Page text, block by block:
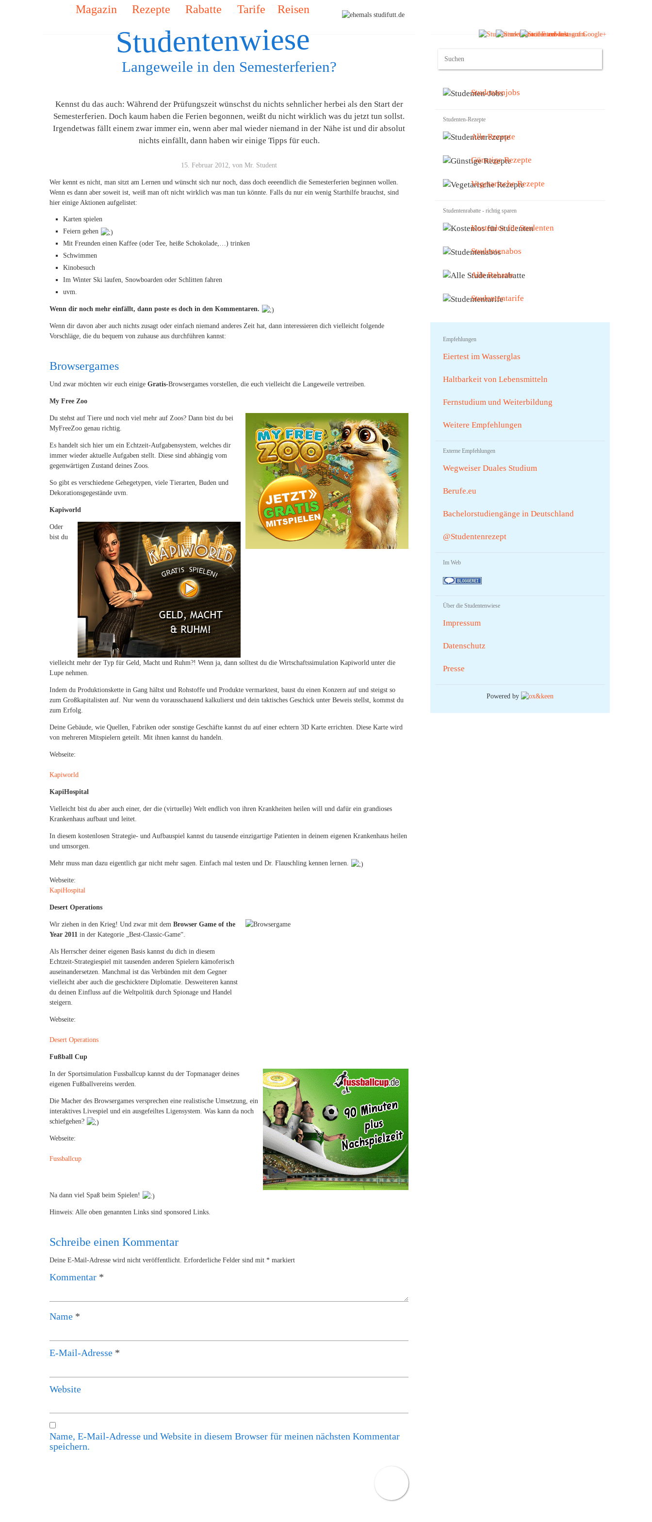
Studentenwiese
Magazin Rezepte Rabatte Tarife Reisen
Langeweile in den Semesterferien?
Kennst du das auch: Während der Prüfungszeit wünschst du nichts sehnlicher herbei als den Start der
Semesterferien. Doch kaum haben die Ferien begonnen, weißt du nicht wirklich was du jetzt tun sollst.
Irgendetwas fällt einem zwar immer ein, wenn aber mal wieder niemand in der Nähe ist und dir absolut
nichts einfällt, dann haben wir einige Tipps für euch.
15. Februar 2012, von Mr. Student
Wer kennt es nicht, man sitzt am Lernen und wünscht sich nur noch, dass doch eeeendlich die Semesterferien beginnen wollen.
Wenn es dann aber soweit ist, weiß man oft nicht wirklich was man tun könnte. Falls du nur ein wenig Starthilfe brauchst, sind
hier einige Aktionen aufgelistet:
Karten spielen
Feiern gehen
Mit Freunden einen Kaffee (oder Tee, heiße Schokolade,…) trinken
Schwimmen
Kinobesuch
Im Winter Ski laufen, Snowboarden oder Schlitten fahren
uvm.
Wenn dir noch mehr einfällt, dann poste es doch in den Kommentaren.
Wenn dir davon aber auch nichts zusagt oder einfach niemand anderes Zeit hat, dann interessieren dich vielleicht folgende
Vorschläge, die du bequem von zuhause aus durchführen kannst:
Browsergames
Und zwar möchten wir euch einige Gratis-Browsergames vorstellen, die euch vielleicht die Langeweile vertreiben.
My Free Zoo
Du stehst auf Tiere und noch viel mehr auf Zoos? Dann bist du bei
MyFreeZoo genau richtig.
Es handelt sich hier um ein Echtzeit-Aufgabensystem, welches dir
immer wieder aktuelle Aufgaben stellt. Diese sind abhängig vom
gegenwärtigen Zustand deines Zoos.
So gibt es verschiedene Gehegetypen, viele Tierarten, Buden und
Dekorationsgegestände uvm.
Kapiworld
Oder
bist du
vielleicht mehr der Typ für Geld, Macht und Ruhm?! Wenn ja, dann solltest du die Wirtschaftssimulation Kapiworld unter die
Lupe nehmen.
Indem du Produktionskette in Gang hältst und Rohstoffe und Produkte vermarktest, baust du einen Konzern auf und steigst so
zum Großkapitalisten auf. Nur wenn du vorausschauend kalkulierst und dein taktisches Geschick unter Beweis stellst, kommst du
zum Erfolg.
Deine Gebäude, wie Quellen, Fabriken oder sonstige Geschäfte kannst du auf einer echtern 3D Karte errichten. Diese Karte wird
von mehreren Mitspielern geteilt. Mit ihnen kannst du handeln.
Webseite:
Kapiworld
KapiHospital
Vielleicht bist du aber auch einer, der die (virtuelle) Welt endlich von ihren Krankheiten heilen will und dafür ein grandioses
Krankenhaus aufbaut und leitet.
In diesem kostenlosen Strategie- und Aufbauspiel kannst du tausende einzigartige Patienten in deinem eigenen Krankenhaus heilen
und umsorgen.
Mehr muss man dazu eigentlich gar nicht mehr sagen. Einfach mal testen und Dr. Flauschling kennen lernen.
Webseite:
KapiHospital
Desert Operations
Wir ziehen in den Krieg! Und zwar mit dem Browser Game of the
Year 2011 in der Kategorie „Best-Classic-Game“.
Als Herrscher deiner eigenen Basis kannst du dich in diesem
Echtzeit-Strategiespiel mit tausenden anderen Spielern kämoferisch
auseinandersetzen. Manchmal ist das Verbünden mit dem Gegner
vielleicht aber auch die geschicktere Diplomatie. Desweiteren kannst
du deinen Einfluss auf die Weltpolitik durch Spionage und Handel
steigern.
Webseite:
Desert Operations
Fußball Cup
In der Sportsimulation Fussballcup kannst du der Topmanager deines
eigenen Fußballvereins werden.
Die Macher des Browsergames versprechen eine realistische Umsetzung, ein
interaktives Livespiel und ein ausgefeiltes Ligensystem. Was kann da noch
schiefgehen?
Webseite:
Fussballcup
Na dann viel Spaß beim Spielen!
Hinweis: Alle oben genannten Links sind sponsored Links.
Schreibe einen Kommentar
Deine E-Mail-Adresse wird nicht veröffentlicht. Erforderliche Felder sind mit * markiert
Kommentar *
Name *
E-Mail-Adresse *
Website
Name, E-Mail-Adresse und Website in diesem Browser für meinen nächsten Kommentar
speichern.
Studentenjobs
Studenten-Rezepte
Alle Rezepte
Günstige Rezepte
Vegetarische Rezepte
Studentenrabatte - richtig sparen
Kostenlos für Studenten
Studentenabos
Alle Rabatte
Studententarife
Empfehlungen
Eiertest im Wasserglas
Haltbarkeit von Lebensmitteln
Fernstudium und Weiterbildung
Weitere Empfehlungen
Externe Empfehlungen
Wegweiser Duales Studium
Berufe.eu
Bachelorstudiengänge in Deutschland
@Studentenrezept
Im Web
Über die Studentenwiese
Impressum
Datenschutz
Presse
Powered by